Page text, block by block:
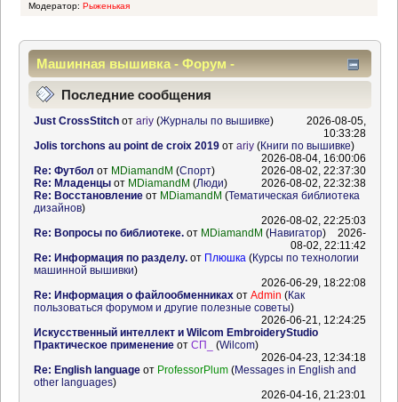
Модератор: Рыженькая
Машинная вышивка - Форум -
Информационный центр
Последние сообщения
Just CrossStitchот ariy(Журналы по вышивке)
2026-08-05,
10:33:28
Jolis torchons au point de croix 2019от ariy(Книги по вышивке)
2026-08-04, 16:00:06
Re: Футбол от MDiamandM (Спорт)
2026-08-02, 22:37:30
Re: Младенцыот MDiamandM (Люди)
2026-08-02, 22:32:38
Re: Восстановлениеот MDiamandM (Тематическая библиотека
дизайнов)
2026-08-02, 22:25:03
Re: Вопросы по библиотеке.от MDiamandM (Навигатор)
2026-
08-02, 22:11:42
Re: Информация по разделу.от Плюшка (Курсы по технологии
машинной вышивки)
2026-06-29, 18:22:08
Re: Информация о файлообменникахот Admin (Как
пользоваться форумом и другие полезные советы)
2026-06-21, 12:24:25
Искусственный интеллект и Wilcom EmbroideryStudio
Практическое применениеот СП_ (Wilcom)
2026-04-23, 12:34:18
Re: English languageот ProfessorPlum(Messages in English and
other languages)
2026-04-16, 21:23:01